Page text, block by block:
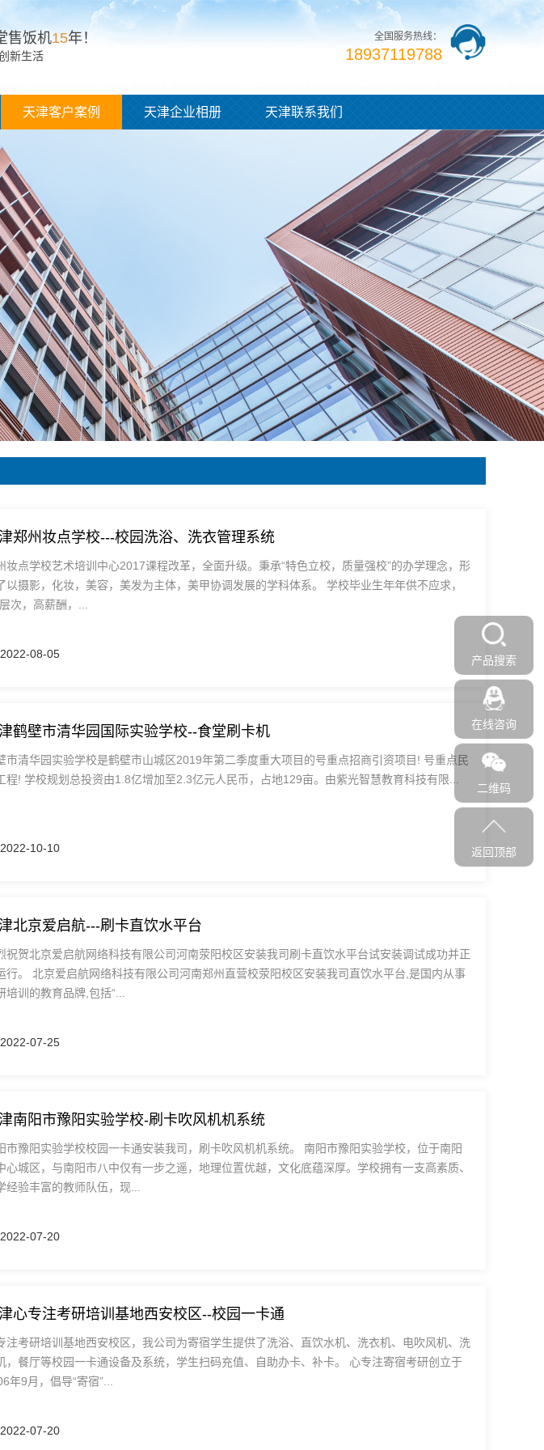
售饭机15年！
新生活
全国服务热线：
18937119788
天津客户案例 天津企业相册 天津联系我们
郑州妆点学校---校园洗浴、洗衣管理系统
妆点学校艺术培训中心2017课程改革，全面升级。秉承“特色立校，质量强校”的办学理念，形
以摄影，化妆，美容，美发为主体，美甲协调发展的学科体系。 学校毕业生年年供不应求，
次，高薪酬，...
2022-08-05
鹤壁市清华园国际实验学校--食堂刷卡机
市清华园实验学校是鹤壁市山城区2019年第二季度重大项目的号重点招商引资项目! 号重点民
程! 学校规划总投资由1.8亿增加至2.3亿元人民币，占地129亩。由紫光智慧教育科技有限...
2022-10-10
北京爱启航---刷卡直饮水平台
祝贺北京爱启航网络科技有限公司河南荥阳校区安装我司刷卡直饮水平台试安装调试成功并正
行。 北京爱启航网络科技有限公司河南郑州直营校荥阳校区安装我司直饮水平台,是国内从事
培训的教育品牌,包括“...
2022-07-25
南阳市豫阳实验学校-刷卡吹风机机系统
市豫阳实验学校校园一卡通安装我司，刷卡吹风机机系统。 南阳市豫阳实验学校，位于南阳
心城区，与南阳市八中仅有一步之遥，地理位置优越，文化底蕴深厚。学校拥有一支高素质、
经验丰富的教师队伍，现...
2022-07-20
心专注考研培训基地西安校区--校园一卡通
注考研培训基地西安校区，我公司为寄宿学生提供了洗浴、直饮水机、洗衣机、电吹风机、洗
，餐厅等校园一卡通设备及系统，学生扫码充值、自助办卡、补卡。 心专注寄宿考研创立于
年9月，倡导“寄宿”...
2022-07-20
产品搜索
在线咨询
二维码
返回顶部